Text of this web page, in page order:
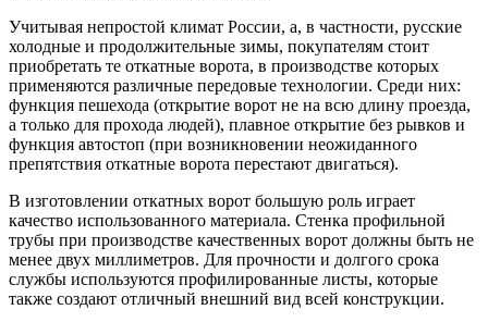
Учитывая непростой климат России, а, в частности, русские
холодные и продолжительные зимы, покупателям стоит
приобретать те откатные ворота, в производстве которых
применяются различные передовые технологии. Среди них:
функция пешехода (открытие ворот не на всю длину проезда,
а только для прохода людей), плавное открытие без рывков и
функция автостоп (при возникновении неожиданного
препятствия откатные ворота перестают двигаться).
В изготовлении откатных ворот большую роль играет
качество использованного материала. Стенка профильной
трубы при производстве качественных ворот должны быть не
менее двух миллиметров. Для прочности и долгого срока
службы используются профилированные листы, которые
также создают отличный внешний вид всей конструкции.